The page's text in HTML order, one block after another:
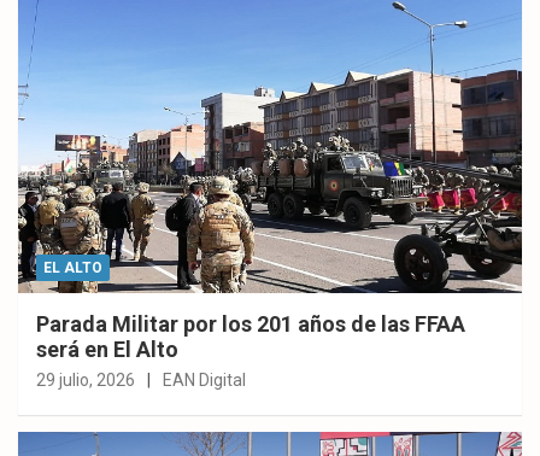
EL ALTO
Parada Militar por los 201 años de las FFAA
será en El Alto
29 julio, 2026 EAN Digital